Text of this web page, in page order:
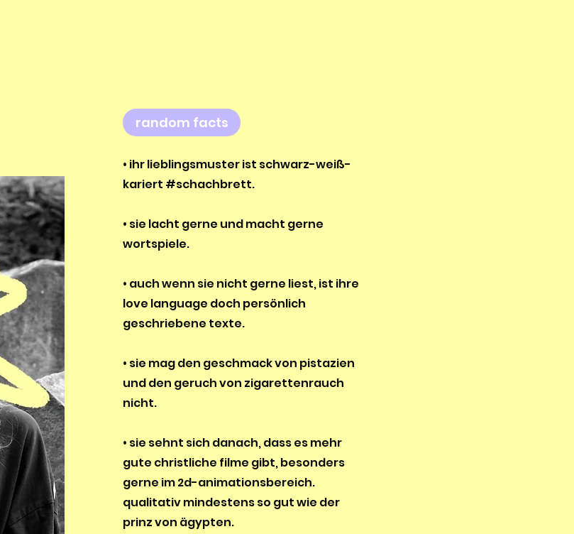
random facts
• ihr lieblingsmuster ist schwarz-weiß-
kariert #schachbrett.
• sie lacht gerne und macht gerne
wortspiele.
• auch wenn sie nicht gerne liest, ist ihre
love language doch persönlich
geschriebene texte.
• sie mag den geschmack von pistazien
und den geruch von zigarettenrauch
nicht.
• sie sehnt sich danach, dass es mehr
gute christliche filme gibt, besonders
gerne im 2d-animationsbereich.
qualitativ mindestens so gut wie der
prinz von ägypten.